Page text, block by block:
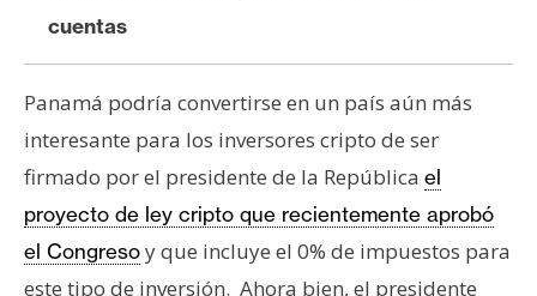
m
I
A
A
n
cuentas
Panamá podría convertirse en un país aún más
interesante para los inversores cripto de ser
firmado por el presidente de la República el
proyecto de ley cripto que recientemente aprobó
el Congresoy que incluye el 0% de impuestos para
este tipo de inversión. Ahora bien, el presidente